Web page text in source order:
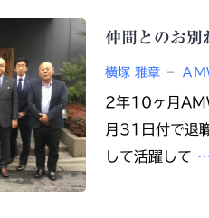
仲間とのお別
横塚 雅章 – Ａ
2年10ヶ月
月31日付で退
して活躍して …